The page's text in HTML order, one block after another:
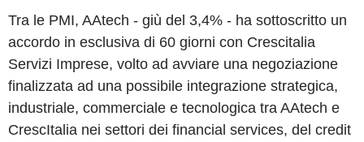
Tra le PMI, AAtech - giù del 3,4% - ha sottoscritto un
accordo in esclusiva di 60 giorni con Crescitalia
Servizi Imprese, volto ad avviare una negoziazione
finalizzata ad una possibile integrazione strategica,
industriale, commerciale e tecnologica tra AAtech e
CrescItalia nei settori dei financial services, del credit